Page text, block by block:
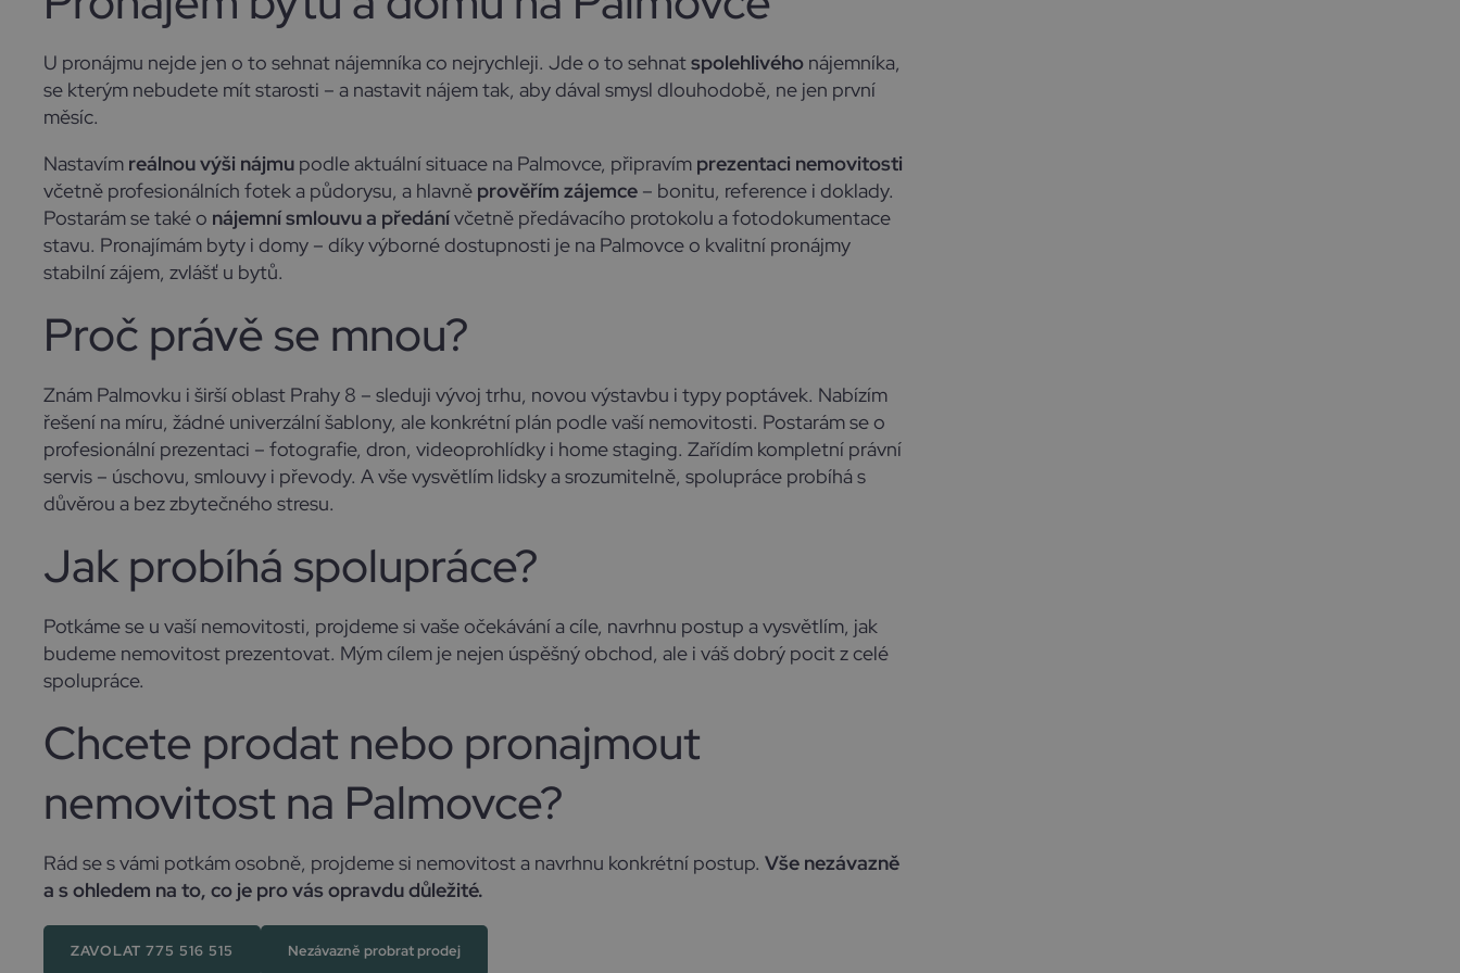
U pronájmu nejde jen o to sehnat nájemníka co nejrychleji. Jde o to sehnatspolehlivého nájemníka,
se kterým nebudete mít starosti – a nastavit nájem tak, aby dával smysl dlouhodobě, ne jen první
měsíc.
Nastavím reálnou výši nájmu podle aktuální situace na Palmovce, připravím prezentaci nemovitosti
včetně profesionálních fotek a půdorysu, a hlavně prověřím zájemce – bonitu, reference i doklady.
Postarám se také o nájemní smlouvu a předánívčetně předávacího protokolu a fotodokumentace
stavu. Pronajímám byty i domy – díky výborné dostupnosti je na Palmovce o kvalitní pronájmy
stabilní zájem, zvlášť u bytů.
Proč právě se mnou?
Znám Palmovku i širší oblast Prahy 8 – sleduji vývoj trhu, novou výstavbu i typy poptávek. Nabízím
řešení na míru, žádné univerzální šablony, ale konkrétní plán podle vaší nemovitosti. Postarám se o
profesionální prezentaci – fotografie, dron, videoprohlídky i home staging. Zařídím kompletní právní
servis – úschovu, smlouvy i převody. A vše vysvětlím lidsky a srozumitelně, spolupráce probíhá s
důvěrou a bez zbytečného stresu.
Jak probíhá spolupráce?
Potkáme se u vaší nemovitosti, projdeme si vaše očekávání a cíle, navrhnu postup a vysvětlím, jak
budeme nemovitost prezentovat. Mým cílem je nejen úspěšný obchod, ale i váš dobrý pocit z celé
spolupráce.
Chcete prodat nebo pronajmout
nemovitost na Palmovce?
Rád se s vámi potkám osobně, projdeme si nemovitost a navrhnu konkrétní postup. Vše nezávazně
a s ohledem na to, co je pro vás opravdu důležité.
ZAVOLAT 775 516 515 Nezávazně probrat prodej